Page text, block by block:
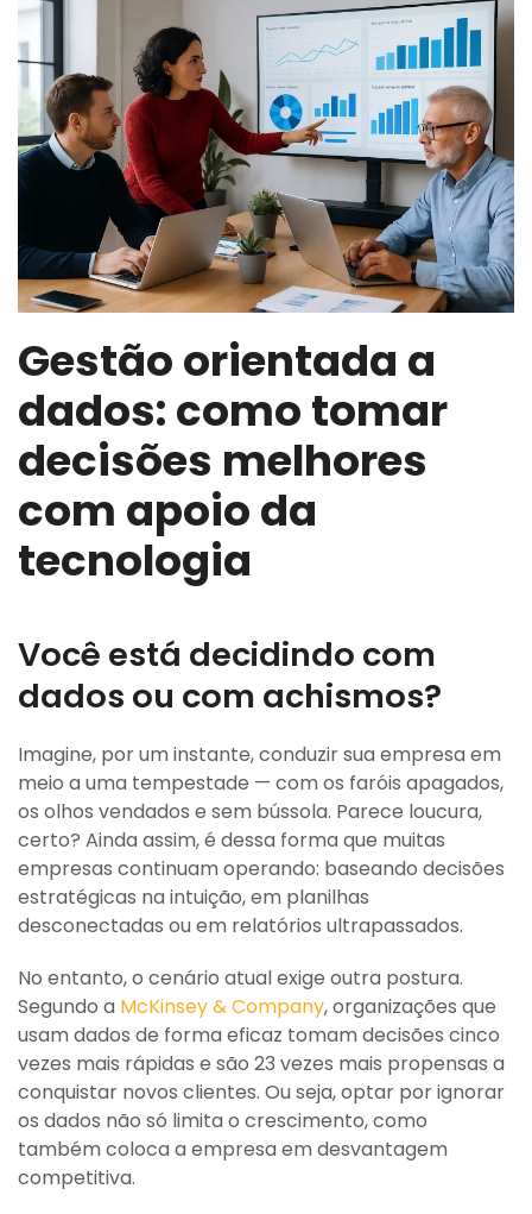
Gestão orientada a
dados: como tomar
decisões melhores
com apoio da
tecnologia
Você está decidindo com
dados ou com achismos?
Imagine, por um instante, conduzir sua empresa em
meio a uma tempestade — com os faróis apagados,
os olhos vendados e sem bússola. Parece loucura,
certo? Ainda assim, é dessa forma que muitas
empresas continuam operando: baseando decisões
estratégicas na intuição, em planilhas
desconectadas ou em relatórios ultrapassados.
No entanto, o cenário atual exige outra postura.
Segundo a McKinsey & Company, organizações que
usam dados de forma eficaz tomam decisões cinco
vezes mais rápidas e são 23 vezes mais propensas a
conquistar novos clientes. Ou seja, optar por ignorar
os dados não só limita o crescimento, como
também coloca a empresa em desvantagem
competitiva.